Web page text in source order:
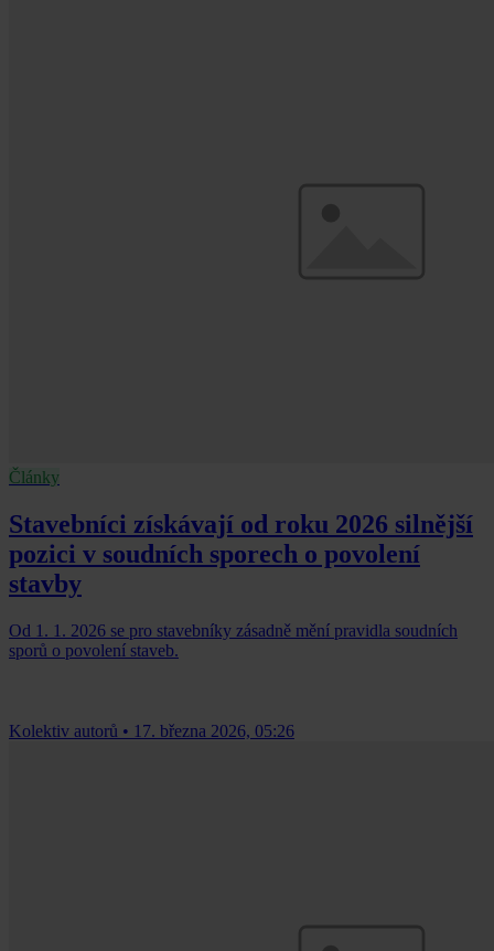
Články
Stavebníci získávají od roku 2026 silnější
pozici v soudních sporech o povolení
stavby
Od 1. 1. 2026 se pro stavebníky zásadně mění pravidla soudních
sporů o povolení staveb.
Kolektiv autorů • 17. března 2026, 05:26